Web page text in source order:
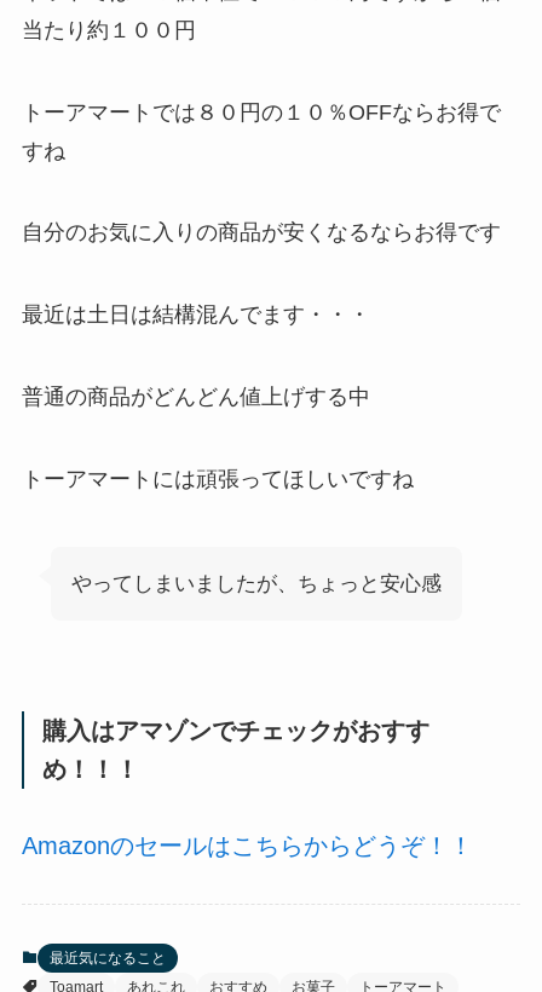
当たり約１００円
トーアマートでは８０円の１０％OFFならお得で
すね
自分のお気に入りの商品が安くなるならお得です
最近は土日は結構混んでます・・・
普通の商品がどんどん値上げする中
トーアマートには頑張ってほしいですね
やってしまいましたが、ちょっと安心感
購入はアマゾンでチェックがおすす
め！！！
Amazonのセールはこちらからどうぞ！！
最近気になること
Toamart
あれこれ おすすめ お菓子 トーアマート